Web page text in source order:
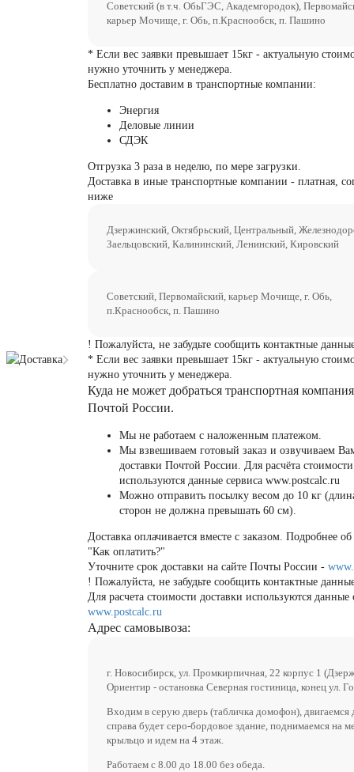
Доставка
Советский (в т.ч. ОбьГЭС, Академгородок),
карьер Мочище, г. Обь, п.Краснообск, п. Пашино
* Если вес заявки превышает 15кг - актуальную
нужно уточнить у менеджера.
Бесплатно доставим в транспортные компании:
Энергия
Деловые линии
СДЭК
Отгрузка 3 раза в неделю, по мере загрузки.
Доставка в иные транспортные компании - платная,
ниже
Дзержинский, Октябрьский, Центральный,
Заельцовский, Калининский, Ленинский, Кировский
Советский, Первомайский, карьер Мочище, г. Обь,
п.Краснообск, п. Пашино
! Пожалуйста, не забудьте сообщить контактные
* Если вес заявки превышает 15кг - актуальную
нужно уточнить у менеджера.
Куда не может добраться транспортная
Почтой России.
Мы не работаем с наложенным платежом.
Мы взвешиваем готовый заказ и озвучиваем
доставки Почтой России. Для расчёта
используются данные сервиса www.postcalc.ru
Можно отправить посылку весом до 10 кг
сторон не должна превышать 60 см).
Доставка оплачивается вместе с заказом. Подробнее об
"Как оплатить?"
Уточните срок доставки на сайте Почты России -
! Пожалуйста, не забудьте сообщить контактные
Для расчета стоимости доставки используются данные
www.postcalc.ru
Адрес самовывоза:
г. Новосибирск, ул. Промкирпичная, 22 корпус 1
Ориентир - остановка Северная гостиница, конец ул.
Входим в серую дверь (табличка домофон), двигаемся
справа будет серо-бордовое здание, поднимаемся на
крыльцо и идем на 4 этаж.
Работаем с 8.00 до 18.00 без обеда.